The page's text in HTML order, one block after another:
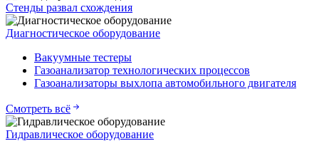
Стенды развал схождения
Диагностическое оборудование
Вакуумные тестеры
Газоанализатор технологических процессов
Газоанализаторы выхлопа автомобильного двигателя
Смотреть всё
Гидравлическое оборудование